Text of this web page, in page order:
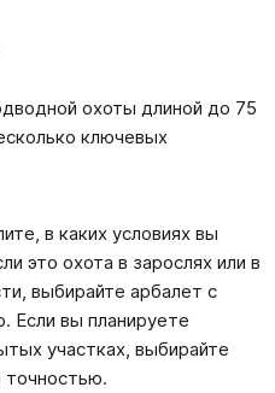
охоты длиной до 75
ключевых
в каких условиях вы
это охота в зарослях или в
выбирайте арбалет с
Если вы планируете
участках, выбирайте
точностью.